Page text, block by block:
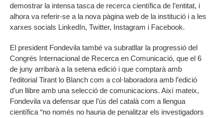
demostrar la intensa tasca de recerca científica de l’entitat, i
alhora va referir-se a la nova pàgina web de la institució i a les
xarxes socials LinkedIn, Twitter, Instagram i Facebook.
El president Fondevila també va subratllar la progressió del
Congrés Internacional de Recerca en Comunicació, que el 6
de juny arribarà a la setena edició i que comptarà amb
l’editorial Tirant lo Blanch com a col·laboradora amb l’edició
d’un llibre amb una selecció de comunicacions. Així mateix,
Fondevila va defensar que l’ús del català com a llengua
científica “no només no hauria de penalitzar els investigadors